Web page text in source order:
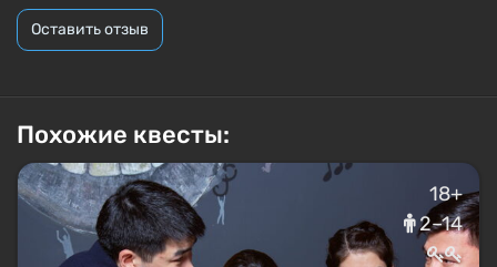
Оставить отзыв
Похожие квесты:
18+
2–14